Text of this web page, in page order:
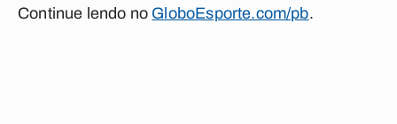
Continue lendo no GloboEsporte.com/pb.